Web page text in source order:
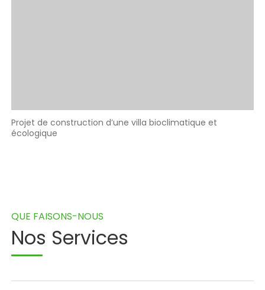
Projet de construction d’une villa bioclimatique et
écologique
QUE FAISONS-NOUS
Nos Services